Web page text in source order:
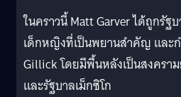
ในคราวนี้ Matt Garver ได้ถูกรัฐ
เด็กหญิงที่เป็นพยานสำคัญ และ
Gillick โดยมีพื้นหลังเป็นสงครา
และรัฐบาลเม็กซิโก